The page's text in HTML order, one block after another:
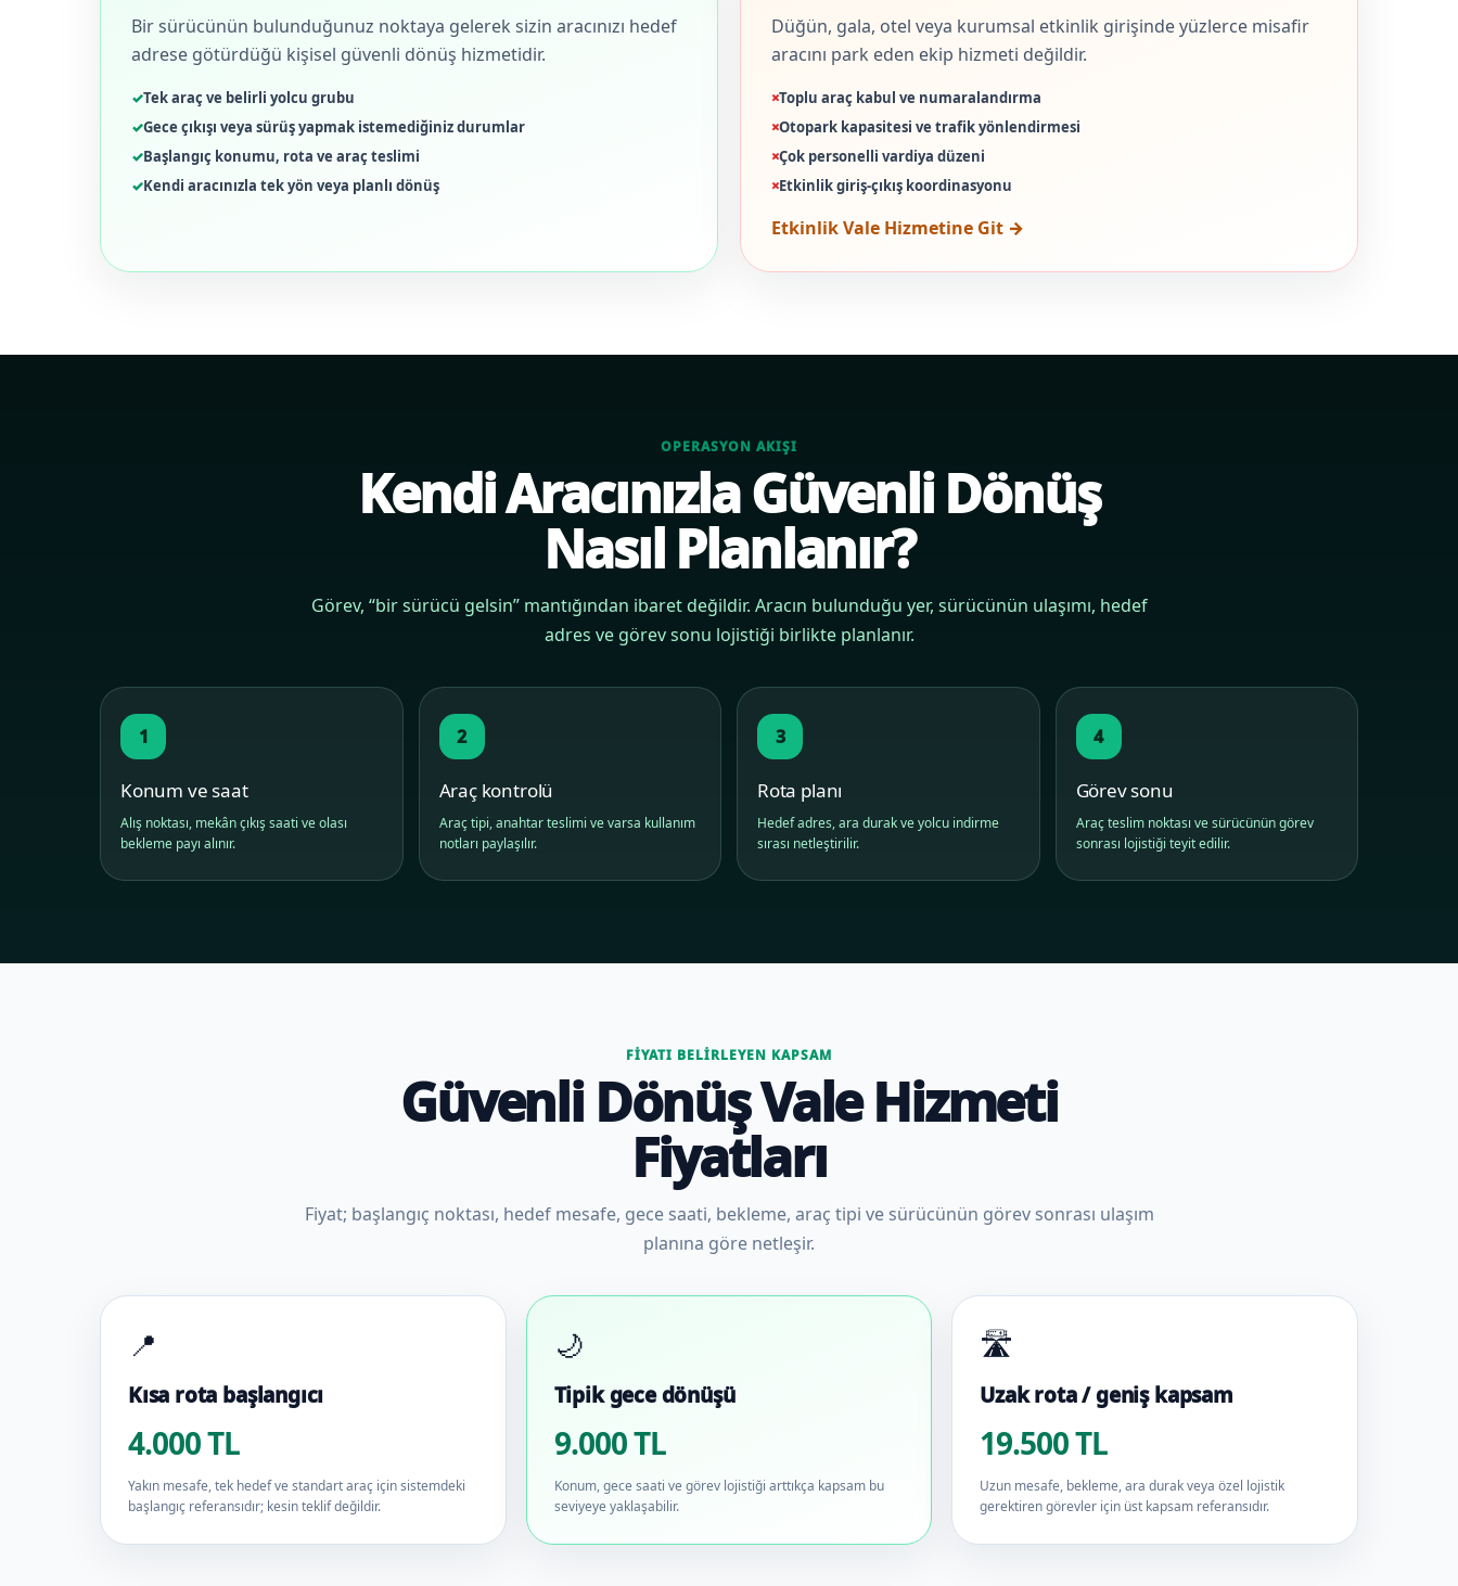
Bir sürücünün bulunduğunuz noktaya gelerek sizin aracınızı hedef
adrese götürdüğü kişisel güvenli dönüş hizmetidir.
Tek araç ve belirli yolcu grubu
Gece çıkışı veya sürüş yapmak istemediğiniz durumlar
Başlangıç konumu, rota ve araç teslimi
Kendi aracınızla tek yön veya planlı dönüş
Düğün, gala, otel veya kurumsal etkinlik girişinde yüzlerce misafir
aracını park eden ekip hizmeti değildir.
Toplu araç kabul ve numaralandırma
Otopark kapasitesi ve trafik yönlendirmesi
Çok personelli vardiya düzeni
Etkinlik giriş-çıkış koordinasyonu
Etkinlik Vale Hizmetine Git →
OPERASYON AKIŞI
Kendi Aracınızla Güvenli Dönüş
Nasıl Planlanır?
Görev, “bir sürücü gelsin” mantığından ibaret değildir. Aracın bulunduğu yer, sürücünün ulaşımı, hedef
adres ve görev sonu lojistiği birlikte planlanır.
1
Konum ve saat
Alış noktası, mekân çıkış saati ve olası
bekleme payı alınır.
2
Araç kontrolü
Araç tipi, anahtar teslimi ve varsa kullanım
notları paylaşılır.
3
Rota planı
Hedef adres, ara durak ve yolcu indirme
sırası netleştirilir.
4
Görev sonu
Araç teslim noktası ve sürücünün görev
sonrası lojistiği teyit edilir.
FIYATI BELIRLEYEN KAPSAM
Güvenli Dönüş Vale Hizmeti
Fiyatları
Fiyat; başlangıç noktası, hedef mesafe, gece saati, bekleme, araç tipi ve sürücünün görev sonrası ulaşım
planına göre netleşir.
📍
Kısa rota başlangıcı
4.000 TL
Yakın mesafe, tek hedef ve standart araç için sistemdeki
başlangıç referansıdır; kesin teklif değildir.
🌙
Tipik gece dönüşü
9.000 TL
Konum, gece saati ve görev lojistiği arttıkça kapsam bu
seviyeye yaklaşabilir.
🛣️
Uzak rota / geniş kapsam
19.500 TL
Uzun mesafe, bekleme, ara durak veya özel lojistik
gerektiren görevler için üst kapsam referansıdır.